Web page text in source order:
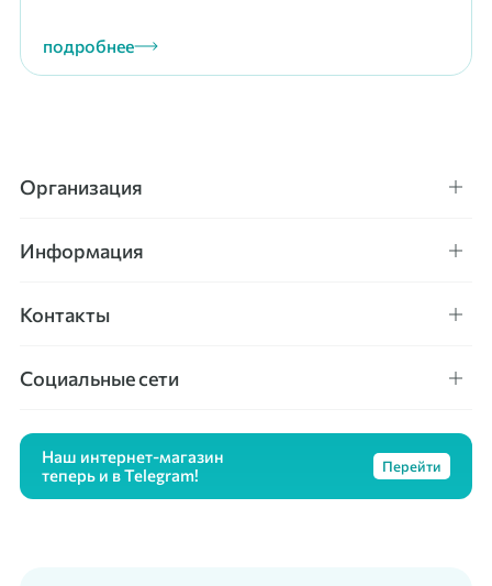
подробнее
Организация
Информация
Контакты
Социальные сети
Наш интернет-магазин
теперь и в Telegram!
Перейти